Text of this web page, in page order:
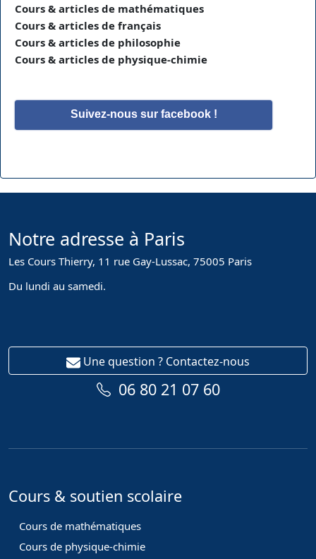
Cours & articles de mathématiques
Cours & articles de français
Cours & articles de philosophie
Cours & articles de physique-chimie
Suivez-nous sur facebook !
Notre adresse à Paris
Les Cours Thierry, 11 rue Gay-Lussac, 75005 Paris
Du lundi au samedi.
Une question ? Contactez-nous
06 80 21 07 60
Cours & soutien scolaire
Cours de mathématiques
Cours de physique-chimie